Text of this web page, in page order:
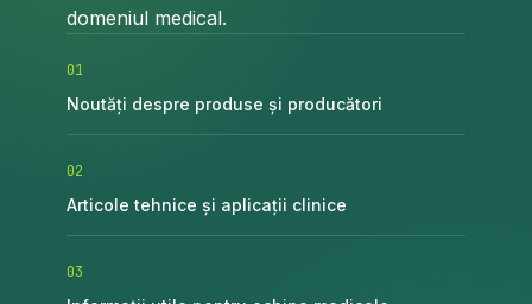
domeniul medical.
01
Noutăți despre produse și producători
02
Articole tehnice și aplicații clinice
03